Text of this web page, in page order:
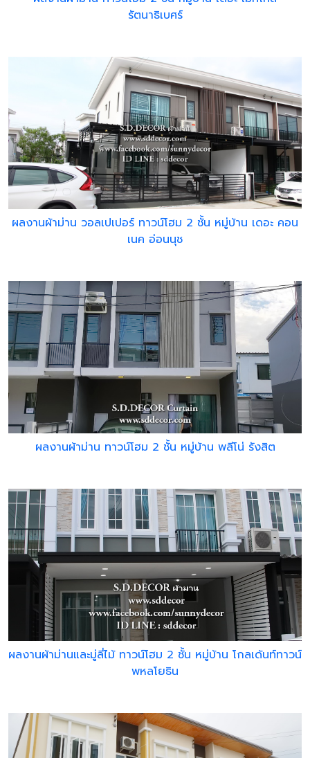
รัตนาธิเบศร์
ผลงานผ้าม่าน วอลเปเปอร์ ทาวน์โฮม 2 ชั้น หมู่บ้าน เดอะ คอน
เนค อ่อนนุช
ผลงานผ้าม่าน ทาวน์โฮม 2 ชั้น หมู่บ้าน พลีโน่ รังสิต
ผลงานผ้าม่านและมู่ลี่ไม้ ทาวน์โฮม 2 ชั้น หมู่บ้าน โกลเด้นท์ทาวน์
พหลโยธิน